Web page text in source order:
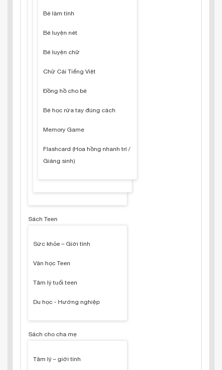
Bé làm tính
Bé luyện nét
Bé luyện chữ
Chữ Cái Tiếng Việt
Đồng hồ cho bé
Bé học rửa tay đúng cách
Memory Game
Flashcard (Hoa hồng nhanh trí /
Giáng sinh)
Sách Teen
Sức khỏe – Giới tính
Văn học Teen
Tâm lý tuổi teen
Du học - Hướng nghiệp
Sách cho cha mẹ
Tâm lý – giới tính